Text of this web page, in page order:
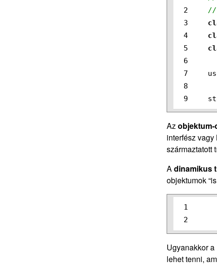
2
3
4
5
6
7
8
//
Az
interfész vagy
származtatott
Adinamikus
objektumok
1
Ugyanakkor
lehet tenni,